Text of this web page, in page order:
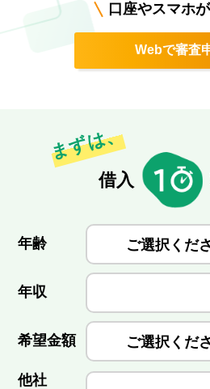
口座やスマホ
Webで審査
まずは、
借入
年齢 ご選択くだ
年収
希望金額 ご選択くだ
他社